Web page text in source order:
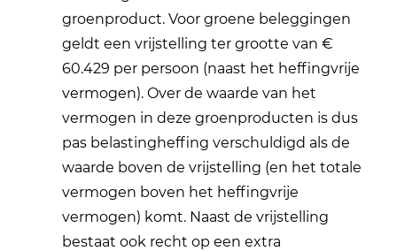
groenproduct. Voor groene beleggingen
geldt een vrijstelling ter grootte van €
60.429 per persoon (naast het heffingvrije
vermogen). Over de waarde van het
vermogen in deze groenproducten is dus
pas belastingheffing verschuldigd als de
waarde boven de vrijstelling (en het totale
vermogen boven het heffingvrije
vermogen) komt. Naast de vrijstelling
bestaat ook recht op een extra